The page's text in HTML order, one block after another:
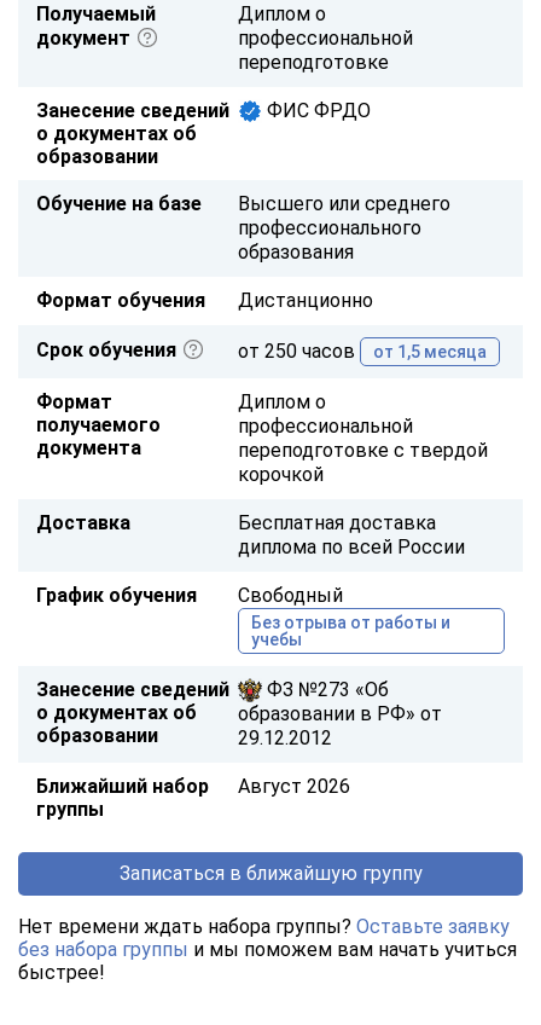
Получаемый
документ
Диплом о
профессиональной
переподготовке
Занесение сведений
о документах об
образовании
ФИС ФРДО
Обучение на базе
Высшего или среднего
профессионального
образования
Формат обучения Дистанционно
Срок обучения от 250 часов от 1,5 месяца
Формат
получаемого
документа
Диплом о
профессиональной
переподготовке с твердой
корочкой
Доставка
Бесплатная доставка
диплома по всей России
График обучения Свободный
Без отрыва от работы и
учебы
Занесение сведений
о документах об
образовании
ФЗ №273 «Об
образовании в РФ» от
29.12.2012
Ближайший набор
группы
Август 2026
Записаться в ближайшую группу
Нет времени ждать набора группы? Оставьте заявку
без набора группы и мы поможем вам начать учиться
быстрее!